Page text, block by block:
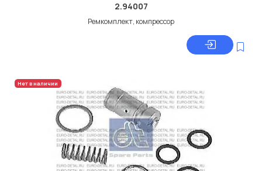
2.94007
Ремкомплект, компрессор
Нет в наличии